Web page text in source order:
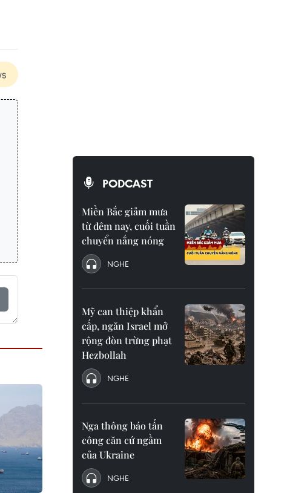
PODCAST
Miền Bắc giảm mưa
từ đêm nay, cuối tuần
chuyển nắng nóng
NGHE
Mỹ can thiệp khẩn
cấp, ngăn Israel mở
rộng đòn trừng phạt
Hezbollah
NGHE
Nga thông báo tấn
công căn cứ ngầm
của Ukraine
NGHE